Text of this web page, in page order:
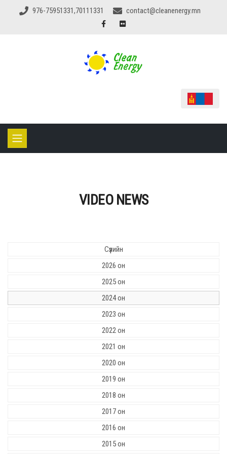
976-75951331,70111331 contact@cleanenergy.mn
VIDEO NEWS
Сүүлийн
2026 он
2025 он
2024 он
2023 он
2022 он
2021 он
2020 он
2019 он
2018 он
2017 он
2016 он
2015 он